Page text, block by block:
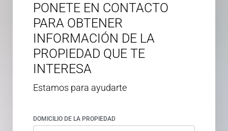
PONETE EN CONTACTO
PARA OBTENER
INFORMACIÓN DE LA
PROPIEDAD QUE TE
INTERESA
Estamos para ayudarte
DOMICILIO DE LA PROPIEDAD